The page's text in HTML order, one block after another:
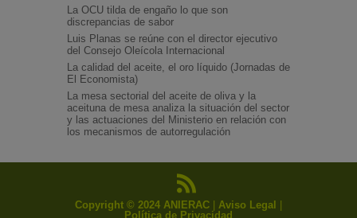
La OCU tilda de engaño lo que son
discrepancias de sabor
Luis Planas se reúne con el director ejecutivo
del Consejo Oleícola Internacional
La calidad del aceite, el oro líquido (Jornadas de
El Economista)
La mesa sectorial del aceite de oliva y la
aceituna de mesa analiza la situación del sector
y las actuaciones del Ministerio en relación con
los mecanismos de autorregulación
Copyright © 2024 ANIERAC | Aviso Legal |
Política de Privacidad